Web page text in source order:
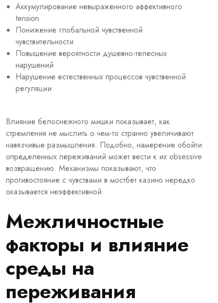
Аккумулирование невыраженного аффективного
tension
Понижение глобальной чувственной
чувствительности
Повышение вероятности душевно-телесных
нарушений
Нарушение естественных процессов чувственной
регуляции
Влияние белоснежного мишки показывает, как
стремления не мыслить о чем-то странно увеличивают
навязчивые размышления. Подобно, намерение обойти
определенных переживаний может вести к их obsessive
возвращению. Механизмы показывают, что
противостояние с чувствами в мостбет казино нередко
оказывается неэффективной.
Межличностные
факторы и влияние
среды на
переживания